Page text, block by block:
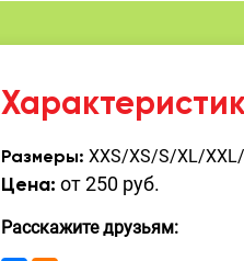
Размеры: XXS/XS/S/XL/
Цена: от 250 руб.
Расскажите друзьям: